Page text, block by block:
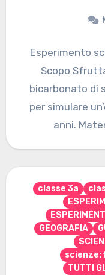
Esperimento
Scopo
bicarbonato di
per simulare
anni.
classe 3a
GEOGRAFIA
scienze:
TUTTI